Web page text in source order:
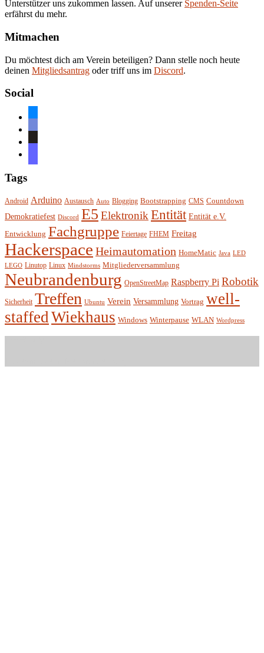
Unterstützer uns zukommen lassen. Auf unserer Spenden-Seite
erfährst du mehr.
Mitmachen
Du möchtest dich am Verein beteiligen? Dann stelle noch heute
deinen Mitgliedsantrag oder triff uns im Discord.
Social
Tags
Android Arduino Austausch Auto Blogging Bootstrapping CMS Countdown
Demokratiefest Discord E5 ElektronikEntität Entität e.V.
Entwicklung Fachgruppe Feiertage FHEM Freitag
Hackerspace Heimautomation HomeMatic Java LED
LEGO Linutop Linux Mindstorms Mitgliederversammlung
Neubrandenburg OpenStreetMap Raspberry Pi Robotik
Sicherheit Treffen Ubuntu Verein Versammlung Vortrag well-
staffedWiekhaus Windows Winterpause WLAN Wordpress